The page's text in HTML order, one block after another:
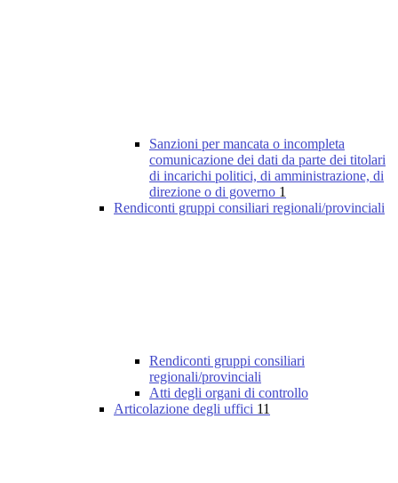
Sanzioni per mancata o incompleta
comunicazione dei dati da parte dei titolari
di incarichi politici, di amministrazione, di
direzione o di governo 1
Rendiconti gruppi consiliari regionali/provinciali
Rendiconti gruppi consiliari
regionali/provinciali
Atti degli organi di controllo
Articolazione degli uffici 11